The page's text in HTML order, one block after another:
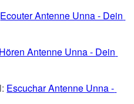
Ecouter Antenne Unna - Dein
Hören Antenne Unna - Dein
Escuchar Antenne Unna -